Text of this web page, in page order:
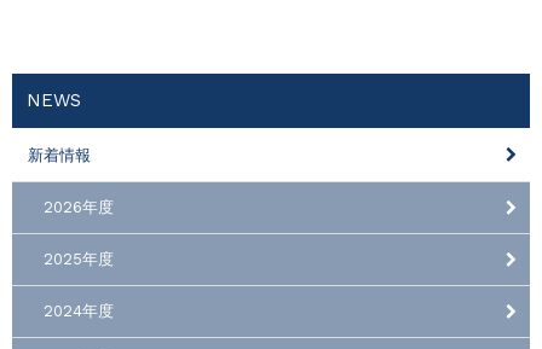
NEWS
新着情報
2026年度
2025年度
2024年度